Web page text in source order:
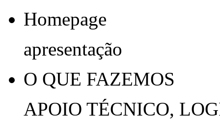
Homepage
apresentação
O QUE FAZEMOS
APOIO TÉCNICO,